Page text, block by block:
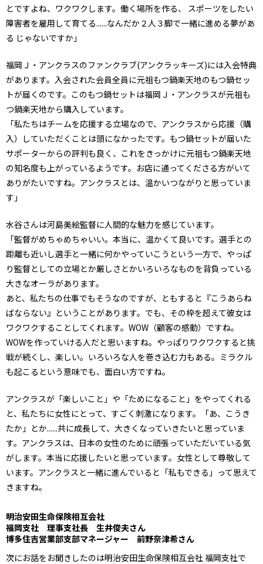
とですよね、ワクワクします。働く場所を作る、 スポーツをしたい
障害者を雇用して育てる......なんだか２人３脚で一緒に進める夢があ
る じゃないですか」
福岡Ｊ・アンクラスのファンクラブ(アンクラッキーズ)には入会特典
があります。入会された会員全員に元祖もつ鍋楽天地のもつ鍋セッ
トが届くのです。このもつ鍋セットは福岡Ｊ・アンクラスが元祖も
つ鍋楽天地から購入しています。
「私たちはチームを応援する立場なので、アンクラスから応援（購
入）していただくことは頭になかったです。もつ鍋セットが届いた
サポーターからの評判も良く、これをきっかけに元祖もつ鍋楽天地
の知名度も上がっているようです。お店に通ってくださる方がいて
ありがたいですね。アンクラスとは、温かいつながりと思っていま
す」
水谷さんは河島美絵監督に人間的な魅力を感じています。
「監督がめちゃめちゃいい。本当に、温かくて良いです。選手との
距離も近いし選手と一緒に何かやっていこうという一方で、やっぱ
り監督としての立場とか厳しさとかいろいろなものを背負っている
大きなオーラがあります。
あと、私たちの仕事でもそうなのですが、ともすると『こうあらね
ばならない』ということがあります。でも、その枠を超えて彼女は
ワクワクすることしてくれます。WOW（顧客の感動）ですね。
WOWを作っていける人だと思いますね。やっぱりワクワクすると挑
戦が続くし、楽しい。いろいろな人を巻き込む力もある。ミラクル
も起こるという意味でも、面白い方ですね。
アンクラスが「楽しいこと」や「ためになること」をやってくれる
と、私たちに女性にとって、すごく刺激になります。「あ、こうき
たか」とか......共に成長して、大きくなっていきたいと思っていま
す。アンクラスは、日本の女性のために頑張っていただいている気
がします。本当に応援したいと思っています。女性として尊敬して
います。アンクラスと一緒に進んでいると「私もできる」って思えて
きますね。
明治安田生命保険相互会社
福岡支社 理事支社長 生井俊夫さん
博多住吉営業部支部マネージャー 前野奈津希さん
次にお話をお聞きしたのは明治安田生命保険相互会社 福岡支社で